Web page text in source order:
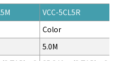
VCC-5CL5R
Color
5.0M